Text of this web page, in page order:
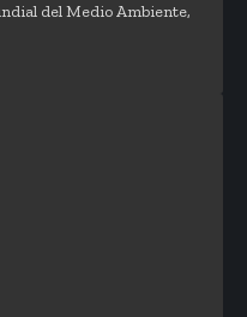
del Medio Ambiente,